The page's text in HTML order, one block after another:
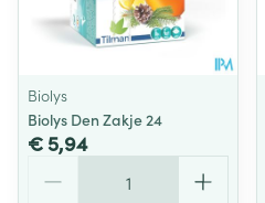
Biolys
Biolys Den Zakje 24
€ 5,94